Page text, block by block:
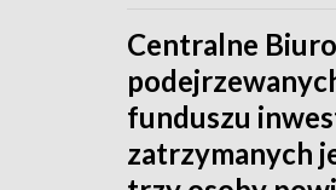
Centralne
funduszu
zatrzymanych